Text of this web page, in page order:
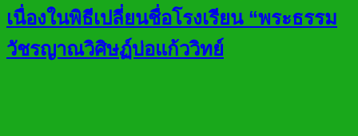
เนื่องในพิธีเปลี่ยนชื่อโรงเรียน “พระธรรม
วัชรญาณวิศิษฏ์บ่อแก้ววิทย์